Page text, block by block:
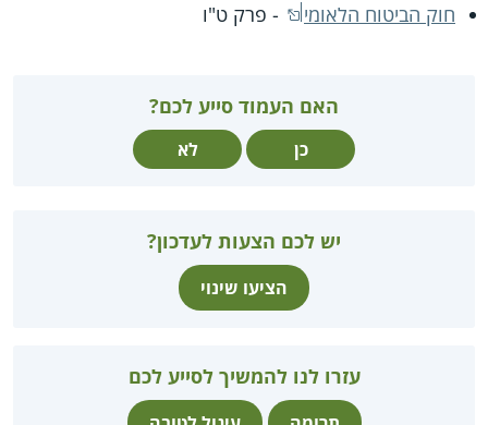
חוק הביטוח הלאומי - פרק ט"ו
האם העמוד סייע לכם?
כן לא
יש לכם הצעות לעדכון?
הציעו שינוי
עזרו לנו להמשיך לסייע לכם